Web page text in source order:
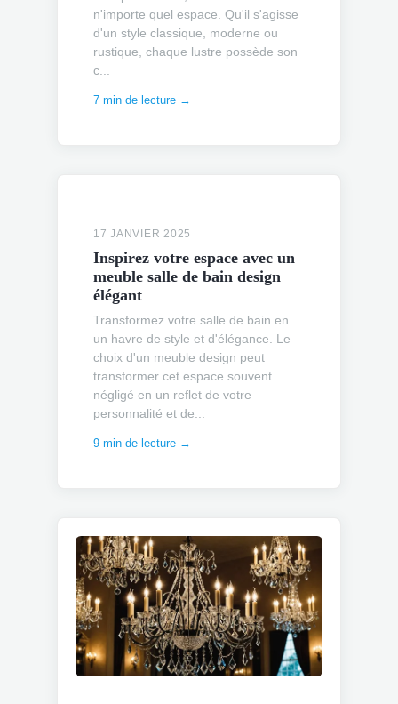
n'importe quel espace. Qu'il s'agisse
d'un style classique, moderne ou
rustique, chaque lustre possède son
c...
7 min de lecture →
17 JANVIER 2025
Inspirez votre espace avec un
meuble salle de bain design
élégant
Transformez votre salle de bain en
un havre de style et d'élégance. Le
choix d'un meuble design peut
transformer cet espace souvent
négligé en un reflet de votre
personnalité et de...
9 min de lecture →